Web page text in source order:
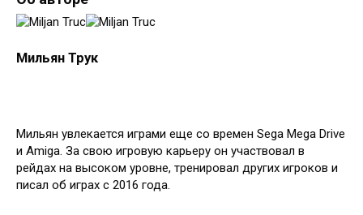
Мильян Трук
Мильян увлекается играми еще со времен Sega Mega Drive
и Amiga. За свою игровую карьеру он участвовал в
рейдах на высоком уровне, тренировал других игроков и
писал об играх с 2016 года.